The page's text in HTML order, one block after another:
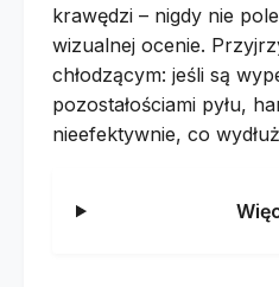
krawędzi – nigdy nie
wizualnej ocenie.
chłodzącym: jeśli są
pozostałościami pyłu,
nieefektywnie, co